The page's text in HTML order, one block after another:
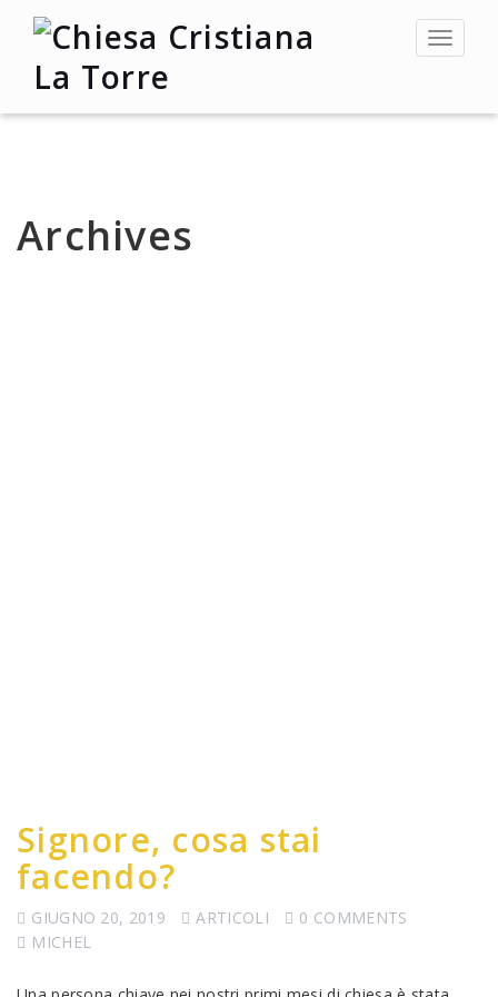
Toggle
Archives
Signore, cosa stai
facendo?
GIUGNO 20, 2019 ARTICOLI
0 COMMENTS
MICHEL